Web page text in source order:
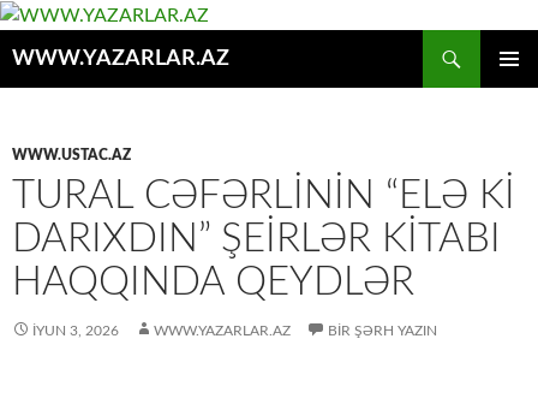
WWW.YAZARLAR.AZ
WWW.USTAC.AZ
TURAL CƏFƏRLININ “ELƏ KI
DARIXDIN” ŞEIRLƏR KITABI
HAQQINDA QEYDLƏR
İYUN 3, 2026 WWW.YAZARLAR.AZ BIR ŞƏRH YAZIN